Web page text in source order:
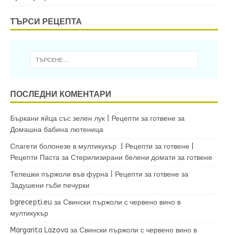
ТЪРСИ РЕЦЕПТА
ПОСЛЕДНИ КОМЕНТАРИ
Бъркани яйца със зелен лук | Рецепти за готвене за
Домашна бабина лютеница
Спагети болонезе в мултикукър | Рецепти за готвене |
Рецепти Паста за Стерилизирани белени домати за готвене
Телешки пържоли във фурна | Рецепти за готвене за
Задушени гъби печурки
bgrecepti.eu за Свински пържоли с червено вино в
мултикукър
Margarita Lazova за Свински пържоли с червено вино в